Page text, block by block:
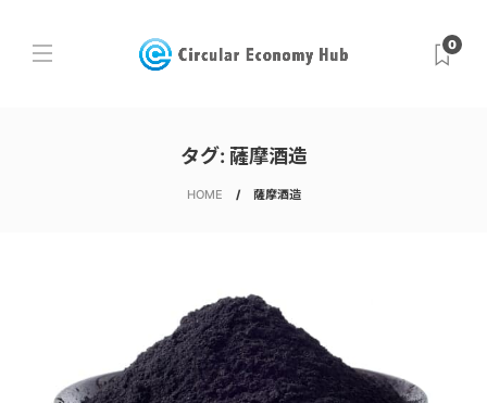
0
タグ: 薩摩酒造
HOME 薩摩酒造